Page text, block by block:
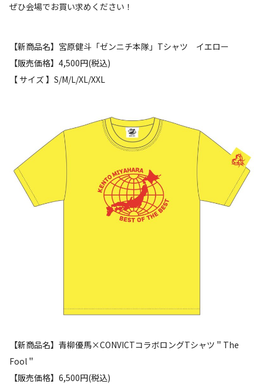
ぜひ会場でお買い求めください！
【新商品名】宮原健斗「ゼンニチ本隊」Tシャツ イエロー
【販売価格】4,500円(税込)
【 サイズ 】S/M/L/XL/XXL
【新商品名】青柳優馬×CONVICTコラボロングTシャツ＂The
Fool＂
【販売価格】6,500円(税込)